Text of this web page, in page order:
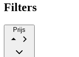
Filters
Prijs